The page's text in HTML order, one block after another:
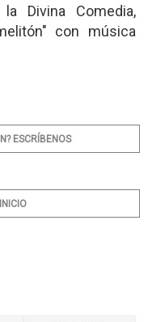
Divina Comedia,
con música
ESCRÍBENOS